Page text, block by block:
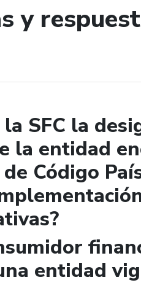
y
SFC la
la entidad
Código
entidad